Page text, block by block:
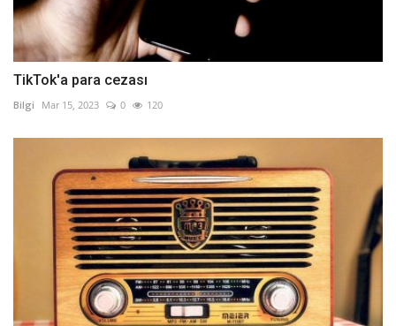
TikTok'a para cezası
Bilgi Mar 15, 2023 0 120